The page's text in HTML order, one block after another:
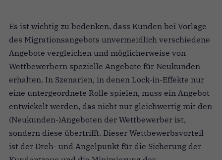
Es ist wichtig zu bedenken, dass Kunden bei Vorlage
des Migrationsangebots unvermeidlich verschiedene
Angebote vergleichen und möglicherweise von
Wettbewerbern spezielle Angebote für Neukunden
erhalten. In Szenarien, in denen Lock-in-Effekte nur
eine untergeordnete Rolle spielen, muss ein Angebot
entwickelt werden, das nicht nur gleichwertig mit den
(Neukunden-)Angeboten der Wettbewerber ist,
sondern diese übertrifft. Dieser Wettbewerbsvorteil
ist der Dreh- und Angelpunkt für die Sicherung der